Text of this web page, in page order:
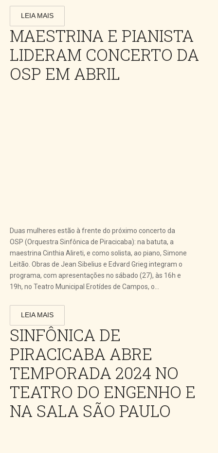
LEIA MAIS
MAESTRINA E PIANISTA
LIDERAM CONCERTO DA
OSP EM ABRIL
Duas mulheres estão à frente do próximo concerto da
OSP (Orquestra Sinfônica de Piracicaba): na batuta, a
maestrina Cinthia Alireti, e como solista, ao piano, Simone
Leitão. Obras de Jean Sibelius e Edvard Grieg integram o
programa, com apresentações no sábado (27), às 16h e
19h, no Teatro Municipal Erotídes de Campos, o...
LEIA MAIS
SINFÔNICA DE
PIRACICABA ABRE
TEMPORADA 2024 NO
TEATRO DO ENGENHO E
NA SALA SÃO PAULO